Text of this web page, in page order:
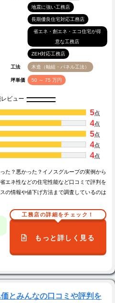
地震に強い工務店
長期優良住宅対応工務店
省エネ・創エネ・エコ住宅が得
意な工務店
ZEH対応工務店
工法 木造（軸組・パネル工法）
坪単価 50 ～ 75 万円
ビュー
5点
4点
5点
4点
4点
た？悪かった？イノスグループの実例から
エネ性などの住宅性能など口コミで評判を
の情報や値下げ方法まで調査しているのは
工務店の詳細をチェック！
もっと詳しく見る
とみんなの口コミや評判を